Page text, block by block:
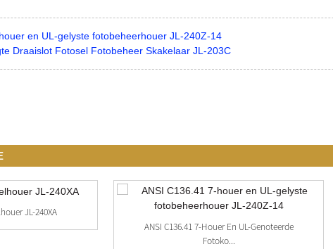
en UL-gelyste fotobeheerhouer JL-240Z-14
Draaislot Fotosel Fotobeheer Skakelaar JL-203C
JL-240XA
ANSI C136.41 7-Houer En UL-Genoteerde
Fotoko...